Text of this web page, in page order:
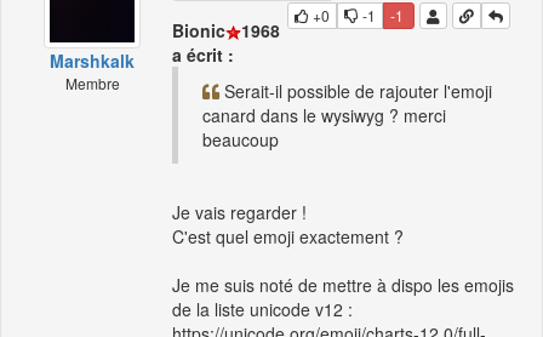
Marshkalk
Membre
+0
-1 -1
Bionic
1968
a écrit :
Serait-il possible de rajouter l'emoji
canard dans le wysiwyg ? merci
beaucoup
Je vais regarder !
C'est quel emoji exactement ?
Je me suis noté de mettre à dispo les emojis
de la liste unicode v12 :